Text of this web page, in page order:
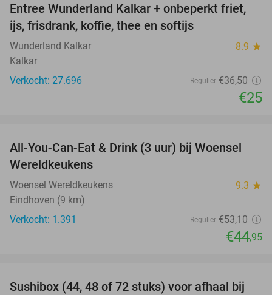
32%
Entree Wunderland Kalkar + onbeperkt friet,
ijs, frisdrank, koffie, thee en softijs
Wunderland Kalkar 8.9 star
Kalkar
Verkocht: 27.696
Regulier €36,50
€25
15%
All-You-Can-Eat & Drink (3 uur) bij Woensel
Wereldkeukens
Woensel Wereldkeukens 9.3 star
Eindhoven (9 km)
Verkocht: 1.391
Regulier €53,10
€44,95
Sushibox (44, 48 of 72 stuks) voor afhaal bij